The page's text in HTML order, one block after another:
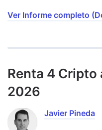
Ver Informe completo
Renta 4 Cripto
2026
Javier Pineda